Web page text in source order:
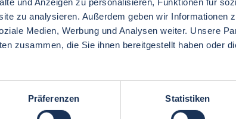
und Anzeigen zu personalisieren, Funktionen für
zu analysieren. Außerdem geben wir Informationen
Medien, Werbung und Analysen weiter. Unsere
zusammen, die Sie ihnen bereitgestellt haben oder
Präferenzen Statistiken